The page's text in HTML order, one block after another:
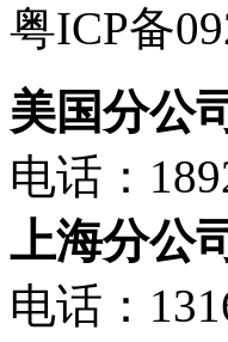
粤ICP备
美国分公
电话：
上海分公
电话：